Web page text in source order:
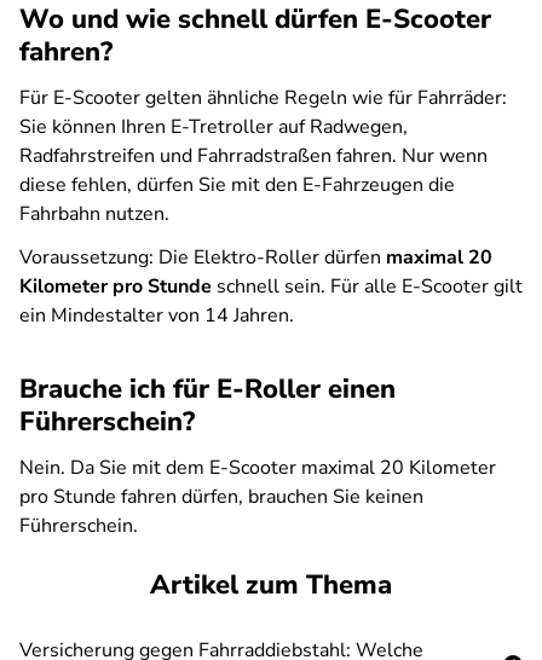
Wo und wie schnell dürfen E-Scooter
fahren?
Für E-Scooter gelten ähnliche Regeln wie für Fahrräder:
Sie können Ihren E-Tretroller auf Radwegen,
Radfahrstreifen und Fahrradstraßen fahren. Nur wenn
diese fehlen, dürfen Sie mit den E-Fahrzeugen die
Fahrbahn nutzen.
Voraussetzung: Die Elektro-Roller dürfen maximal 20
Kilometer pro Stunde schnell sein. Für alle E-Scooter gilt
ein Mindestalter von 14 Jahren.
Brauche ich für E-Roller einen
Führerschein?
Nein. Da Sie mit dem E-Scooter maximal 20 Kilometer
pro Stunde fahren dürfen, brauchen Sie keinen
Führerschein.
Artikel zum Thema
Versicherung gegen Fahrraddiebstahl: Welche